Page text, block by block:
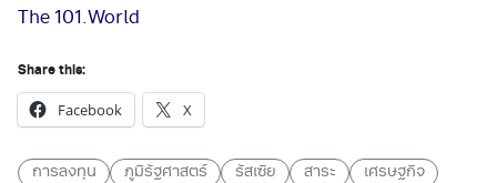
The 101.World
Share this:
Facebook X
การลงทุน ภูมิรัฐศาสตร์ รัสเซีย สาระ เศรษฐกิจ